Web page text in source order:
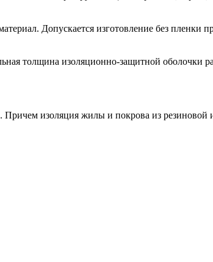
Допускается изготовление без пленки
толщина изоляционно-защитной оболочки
Причем изоляция жилы и покрова из резиновой